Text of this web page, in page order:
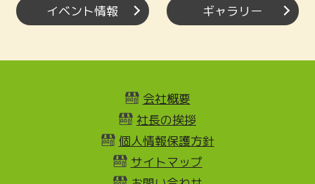
イベント情報 ギャラリー
会社概要
社長の挨拶
個人情報保護方針
サイトマップ